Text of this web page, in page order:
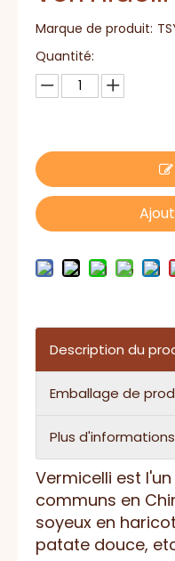
Marque de produit:
Quantité:
Description du
Emballage de
Plus d'informations
Vermicelli est
communs en
soyeux en
patate douce,